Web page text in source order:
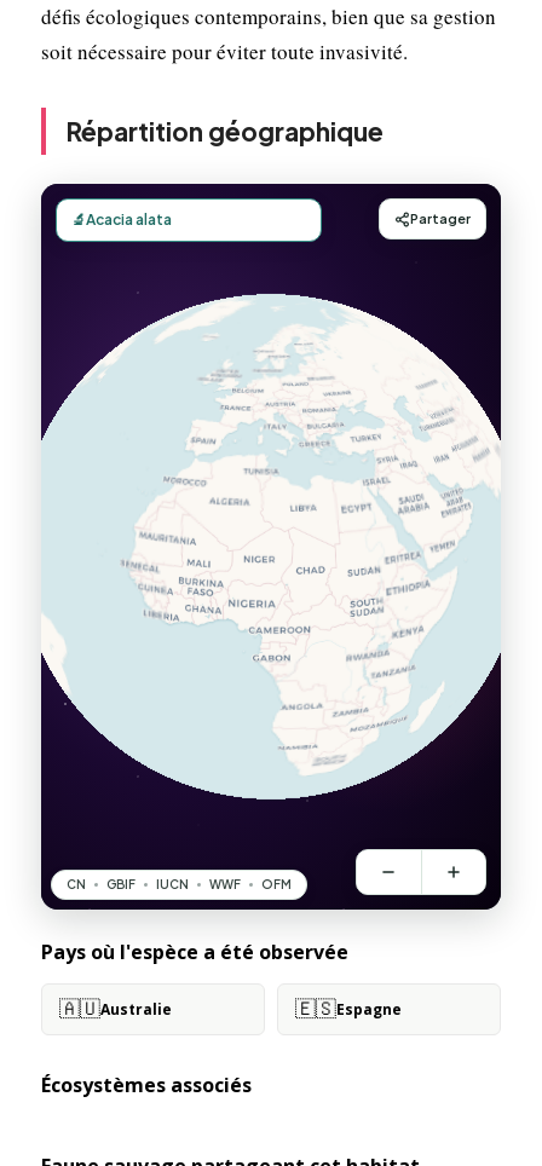
défis écologiques contemporains, bien que sa gestion
soit nécessaire pour éviter toute invasivité.
Répartition géographique
Pays où l'espèce a été observée
🇦🇺Australie 🇪🇸Espagne
Écosystèmes associés